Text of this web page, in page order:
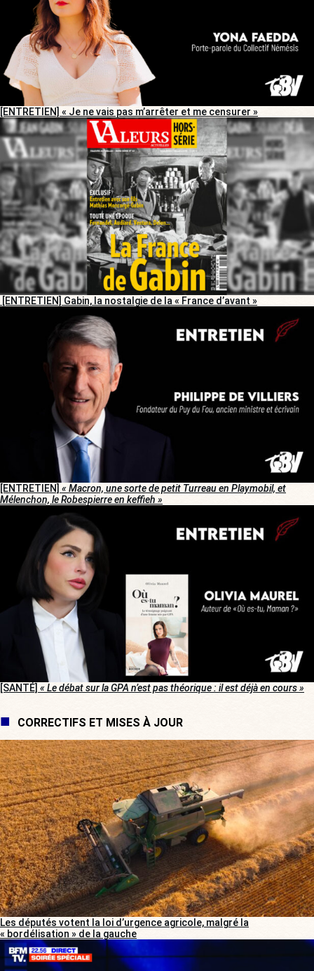
[ENTRETIEN] « Je ne vais pas m’arrêter et me censurer »
[ENTRETIEN] Gabin, la nostalgie de la « France d’avant »
[ENTRETIEN] « Macron, une sorte de petit Turreau en Playmobil, et
Mélenchon, le Robespierre en keffieh »
[SANTÉ] « Le débat sur la GPA n’est pas théorique : il est déjà en cours »
CORRECTIFS ET MISES À JOUR
Les députés votent la loi d’urgence agricole, malgré la
« bordélisation » de la gauche